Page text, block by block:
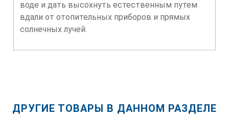
воде и дать высохнуть естественным путем
вдали от отопительных приборов и прямых
солнечных лучей.
ДРУГИЕ ТОВАРЫ В ДАННОМ РАЗДЕЛЕ